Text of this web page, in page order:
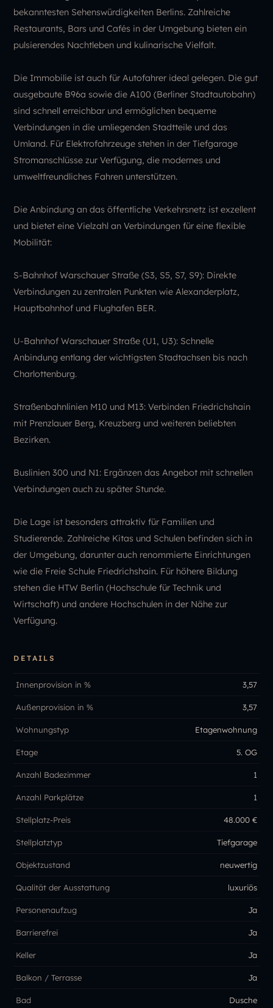
bekanntesten Sehenswürdigkeiten Berlins. Zahlreiche
Restaurants, Bars und Cafés in der Umgebung bieten ein
pulsierendes Nachtleben und kulinarische Vielfalt.
Die Immobilie ist auch für Autofahrer ideal gelegen. Die gut
ausgebaute B96a sowie die A100 (Berliner Stadtautobahn)
sind schnell erreichbar und ermöglichen bequeme
Verbindungen in die umliegenden Stadtteile und das
Umland. Für Elektrofahrzeuge stehen in der Tiefgarage
Stromanschlüsse zur Verfügung, die modernes und
umweltfreundliches Fahren unterstützen.
Die Anbindung an das öffentliche Verkehrsnetz ist exzellent
und bietet eine Vielzahl an Verbindungen für eine flexible
Mobilität:
S-Bahnhof Warschauer Straße (S3, S5, S7, S9): Direkte
Verbindungen zu zentralen Punkten wie Alexanderplatz,
Hauptbahnhof und Flughafen BER.
U-Bahnhof Warschauer Straße (U1, U3): Schnelle
Anbindung entlang der wichtigsten Stadtachsen bis nach
Charlottenburg.
Straßenbahnlinien M10 und M13: Verbinden Friedrichshain
mit Prenzlauer Berg, Kreuzberg und weiteren beliebten
Bezirken.
Buslinien 300 und N1: Ergänzen das Angebot mit schnellen
Verbindungen auch zu später Stunde.
Die Lage ist besonders attraktiv für Familien und
Studierende. Zahlreiche Kitas und Schulen befinden sich in
der Umgebung, darunter auch renommierte Einrichtungen
wie die Freie Schule Friedrichshain. Für höhere Bildung
stehen die HTW Berlin (Hochschule für Technik und
Wirtschaft) und andere Hochschulen in der Nähe zur
Verfügung.
DETAILS
Innenprovision in % 3,57
Außenprovision in % 3,57
Wohnungstyp Etagenwohnung
Etage 5. OG
Anzahl Badezimmer 1
Anzahl Parkplätze 1
Stellplatz-Preis 48.000 €
Stellplatztyp Tiefgarage
Objektzustand neuwertig
Qualität der Ausstattung luxuriös
Personenaufzug Ja
Barrierefrei Ja
Keller Ja
Balkon / Terrasse Ja
Bad Dusche